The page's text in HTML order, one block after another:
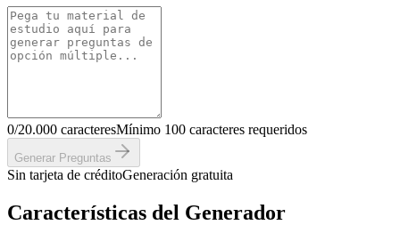
0/20.000 caracteresMínimo 100 caracteres requeridos
Generar Preguntas
Sin tarjeta de créditoGeneración gratuita
Características del Generador